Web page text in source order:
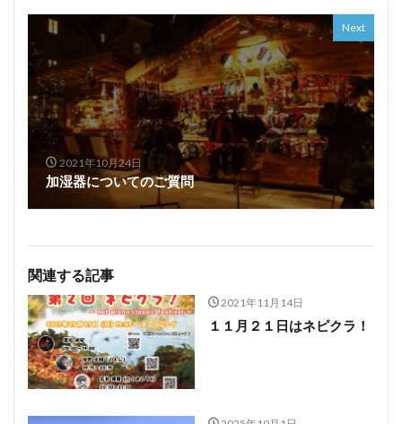
Next
2021年10月24日
加湿器についてのご質問
関連する記事
2021年11月14日
１１月２１日はネピクラ！